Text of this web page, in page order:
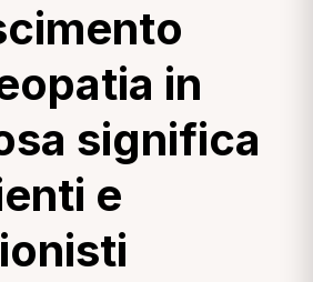
in
significa
e